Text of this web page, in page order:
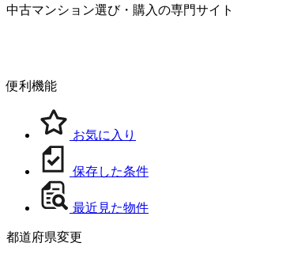
中古マンション選び・購入の専門サイト
便利機能
お気に入り
保存した条件
最近見た物件
都道府県変更